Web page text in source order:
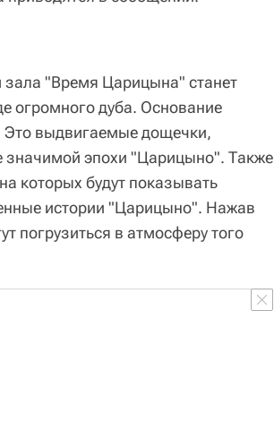
"Время Царицына" станет
огромного дуба. Основание
Это выдвигаемые дощечки,
значимой эпохи "Царицыно". Также
которых будут показывать
истории "Царицыно". Нажав
погрузиться в атмосферу того